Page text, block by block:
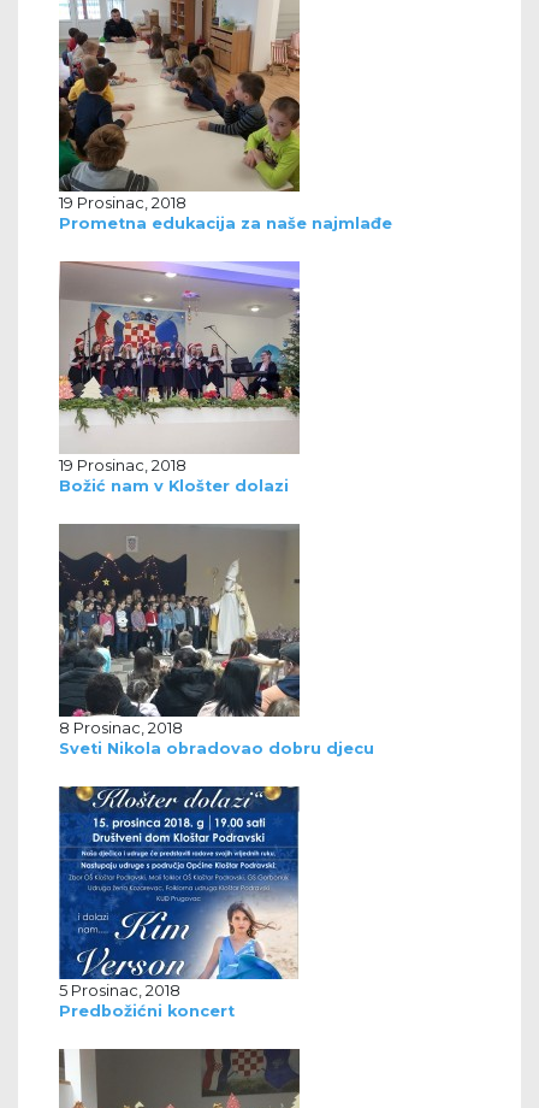
19 Prosinac, 2018
Prometna edukacija za naše najmlađe
19 Prosinac, 2018
Božić nam v Klošter dolazi
8 Prosinac, 2018
Sveti Nikola obradovao dobru djecu
5 Prosinac, 2018
Predbožićni koncert